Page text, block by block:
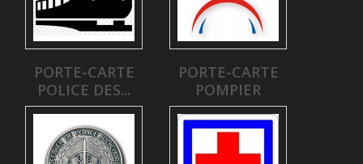
PORTE-CARTE
POLICE DES...
PORTE-CARTE
POMPIER